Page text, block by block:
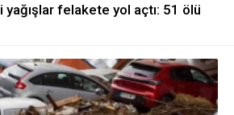
yağışlar felakete yol açtı: 51 ölü